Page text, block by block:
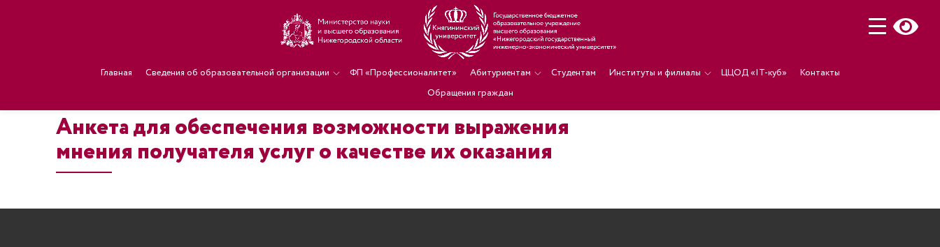
Главная Сведения об образовательной организации ФП «Профессионалитет» Абитуриентам Студентам Институты и филиалы ЦЦОД «IT-куб»
Контакты
Обращения граждан
Анкета для обеспечения возможности выражения
мнения получателя услуг о качестве их оказания